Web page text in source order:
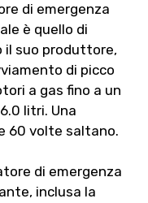
di emergenza
è quello di
il suo produttore,
di picco
a gas fino a un
litri. Una
60 volte saltano.
di emergenza
inclusa la